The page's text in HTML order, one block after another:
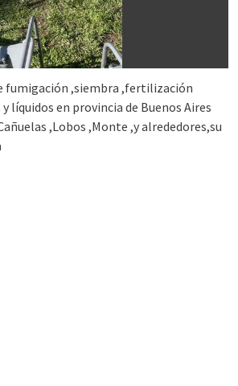
fumigación ,siembra ,fertilización
líquidos en provincia de Buenos Aires
,Lobos ,Monte ,y alrededores,su